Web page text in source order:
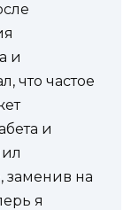
и
что частое
и
заменив на
я